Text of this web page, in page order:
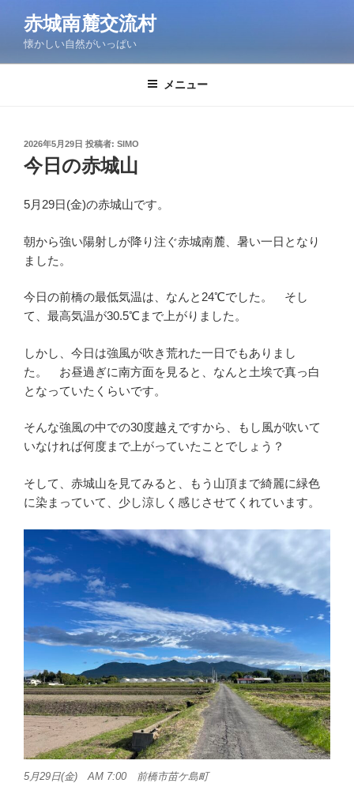
ン
赤城南麓交流村
懐かしい自然がいっぱい
メニュー
投
稿
日:
2026年5月29日 投稿者: SIMO
今日の赤城山
5月29日(金)の赤城山です。
朝から強い陽射しが降り注ぐ赤城南麓、暑い一日となり
ました。
今日の前橋の最低気温は、なんと24℃でした。 そし
て、最高気温が30.5℃まで上がりました。
しかし、今日は強風が吹き荒れた一日でもありまし
た。 お昼過ぎに南方面を見ると、なんと土埃で真っ白
となっていたくらいです。
そんな強風の中での30度越えですから、もし風が吹いて
いなければ何度まで上がっていたことでしょう？
そして、赤城山を見てみると、もう山頂まで綺麗に緑色
に染まっていて、少し涼しく感じさせてくれています。
5月29日(金) AM 7:00 前橋市苗ケ島町